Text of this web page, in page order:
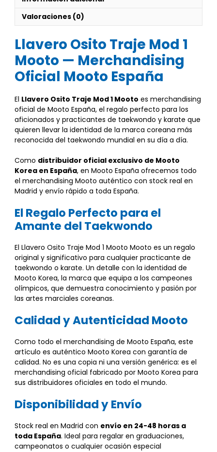
Valoraciones (0)
Llavero Osito Traje Mod 1
Mooto — Merchandising
Oficial Mooto España
El Llavero Osito Traje Mod 1 Mooto es merchandising
oficial de Mooto España, el regalo perfecto para los
aficionados y practicantes de taekwondo y karate que
quieren llevar la identidad de la marca coreana más
reconocida del taekwondo mundial en su día a día.
Como distribuidor oficial exclusivo de Mooto
Korea en España, en Mooto España ofrecemos todo
el merchandising Mooto auténtico con stock real en
Madrid y envío rápido a toda España.
El Regalo Perfecto para el
Amante del Taekwondo
El Llavero Osito Traje Mod 1 Mooto Mooto es un regalo
original y significativo para cualquier practicante de
taekwondo o karate. Un detalle con la identidad de
Mooto Korea, la marca que equipa a los campeones
olímpicos, que demuestra conocimiento y pasión por
las artes marciales coreanas.
Calidad y Autenticidad Mooto
Como todo el merchandising de Mooto España, este
artículo es auténtico Mooto Korea con garantía de
calidad. No es una copia ni una versión genérica: es el
merchandising oficial fabricado por Mooto Korea para
sus distribuidores oficiales en todo el mundo.
Disponibilidad y Envío
Stock real en Madrid con envío en 24-48 horas a
toda España. Ideal para regalar en graduaciones,
campeonatos o cualquier ocasión especial